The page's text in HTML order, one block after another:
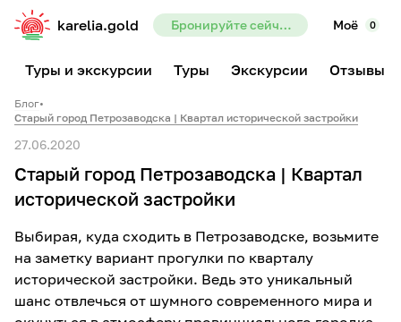
karelia.gold Бронируйте сейчас — предоплата всего 10% Моё 0
Туры и экскурсии Туры Экскурсии Отзывы
Блог•
Старый город Петрозаводска | Квартал исторической застройки
27.06.2020
Старый город Петрозаводска | Квартал
исторической застройки
Выбирая, куда сходить в Петрозаводске, возьмите
на заметку вариант прогулки по кварталу
исторической застройки. Ведь это уникальный
шанс отвлечься от шумного современного мира и